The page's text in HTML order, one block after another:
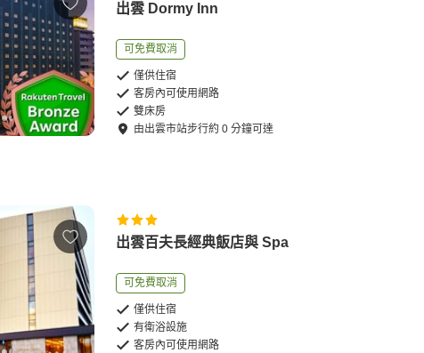
出雲 Dormy Inn
可免費取消
僅供住宿
客房內可使用網路
雙床房
由出雲市站步行約0 分鐘可達
出雲百夫長經典飯店與 Spa
可免費取消
僅供住宿
有衛浴設施
客房內可使用網路